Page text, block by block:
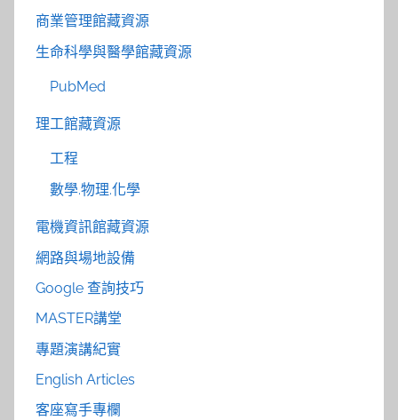
商業管理館藏資源
生命科學與醫學館藏資源
PubMed
理工館藏資源
工程
數學.物理.化學
電機資訊館藏資源
網路與場地設備
Google 查詢技巧
MASTER講堂
專題演講紀實
English Articles
客座寫手專欄